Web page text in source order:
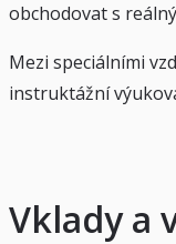
obchodovat s
Mezi speciálními
instruktážní
Vklady a